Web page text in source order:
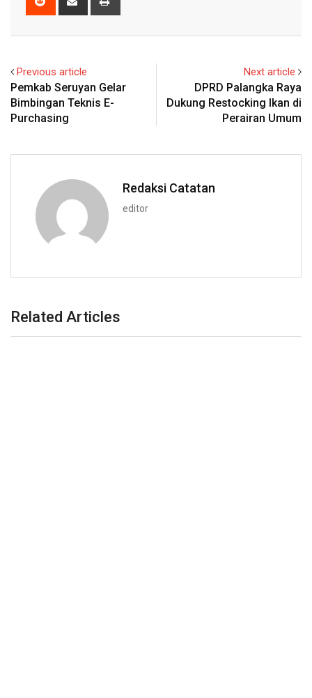
Previous article
Pemkab Seruyan Gelar
Bimbingan Teknis E-
Purchasing
Next article
DPRD Palangka Raya
Dukung Restocking Ikan di
Perairan Umum
Redaksi Catatan
editor
Related Articles